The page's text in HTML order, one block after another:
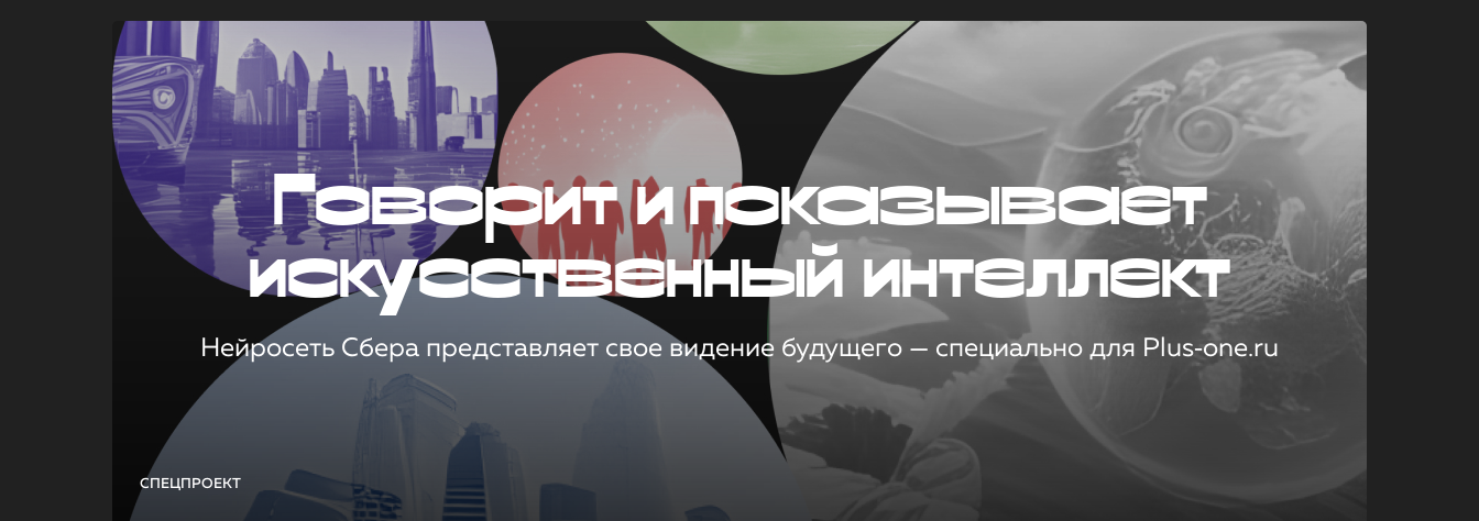
СПЕЦПРОЕКТ
Говорит и показывает
искусственный интеллект
Нейросеть Сбера представляет свое видение будущего — специально для Plus‑one.ru